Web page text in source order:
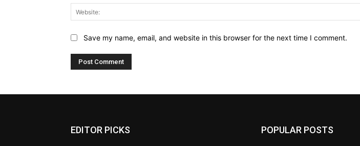
Save my name, email, and website in this browser for the next time I comment.
EDITOR PICKS POPULAR POSTS